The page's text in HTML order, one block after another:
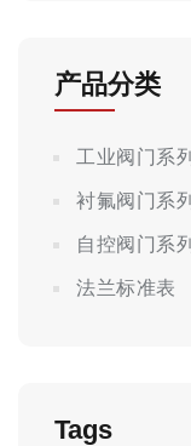
产品分类
工业阀门系列
衬氟阀门系列
自控阀门系列
法兰标准表
Tags